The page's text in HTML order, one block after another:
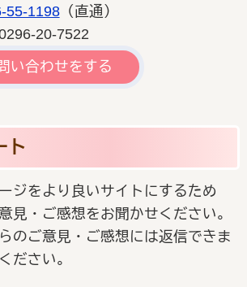
55-1198（直通）
20-7522
い合わせをする
ト
ジをより良いサイトにするため
見・ご感想をお聞かせください。
のご意見・ご感想には返信できま
ださい。